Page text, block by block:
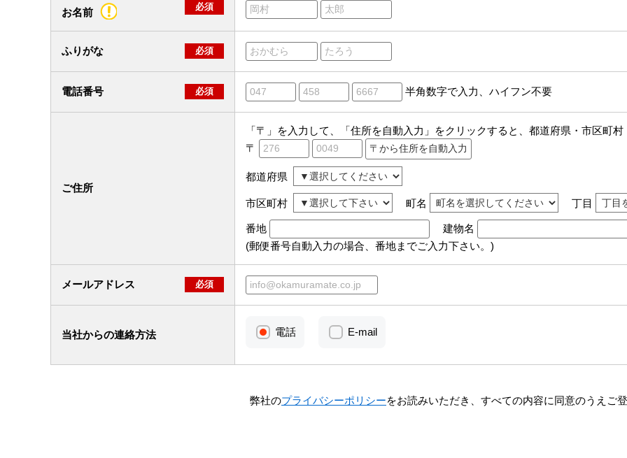
お名前 必須
ふりがな 必須
電話番号 必須 半角数字で入力、ハイフン不要
ご住所
「〒」を入力して、「住所を自動入力」をクリックすると、都道府県・市区町
〒
都道府県
市区町村 町名 丁目
番地
建物名
(郵便番号自動入力の場合、番地までご入力下さい。)
メールアドレス 必須
当社からの連絡方法 電話 E-mail
弊社のプライバシーポリシーをお読みいただき、すべての内容に同意のうえご